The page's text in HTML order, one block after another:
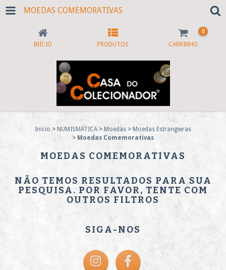
MOEDAS COMEMORATIVAS
INÍCIO PRODUTOS CARRINHO
0
Início > NUMISMÁTICA > Moedas > Moedas Estrangeiras
> Moedas Comemorativas
MOEDAS COMEMORATIVAS
NÃO TEMOS RESULTADOS PARA SUA
PESQUISA. POR FAVOR, TENTE COM
OUTROS FILTROS
SIGA-NOS